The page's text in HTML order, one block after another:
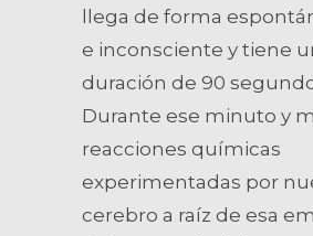
llega de forma
e inconsciente y tiene
duración de 90
Durante ese minuto y
reacciones químicas
experimentadas por
cerebro a raíz de esa